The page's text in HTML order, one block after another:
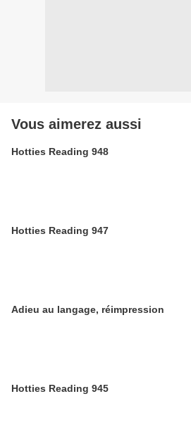
Vous aimerez aussi
Hotties Reading 948
Hotties Reading 947
Adieu au langage, réimpression
Hotties Reading 945